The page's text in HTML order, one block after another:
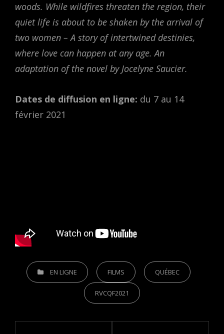
woods. While wildfires threaten the region, their
quiet life is about to be shaken by the arrival of
two women – A story of intertwined destinies,
where love can happen at any age. An
adaptation of the novel by Jocelyne Saucier.
Dates de diffusion en ligne: du 7 au 14
février 2021
CATEGORIESEN LIGNE FILMS QUÉBEC
RVCQF2021